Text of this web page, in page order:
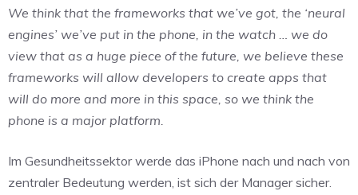
We think that the frameworks that we’ve got, the ‘neural
engines’ we’ve put in the phone, in the watch … we do
view that as a huge piece of the future, we believe these
frameworks will allow developers to create apps that
will do more and more in this space, so we think the
phone is a major platform.
Im Gesundheitssektor werde das iPhone nach und nach von
zentraler Bedeutung werden, ist sich der Manager sicher.